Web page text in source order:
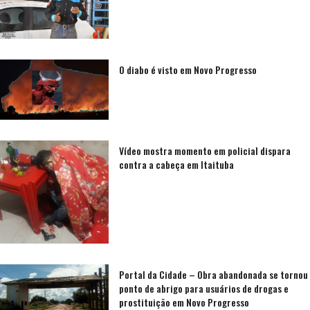
O diabo é visto em Novo Progresso
Vídeo mostra momento em policial dispara
contra a cabeça em Itaituba
Portal da Cidade – Obra abandonada se tornou
ponto de abrigo para usuários de drogas e
prostituição em Novo Progresso